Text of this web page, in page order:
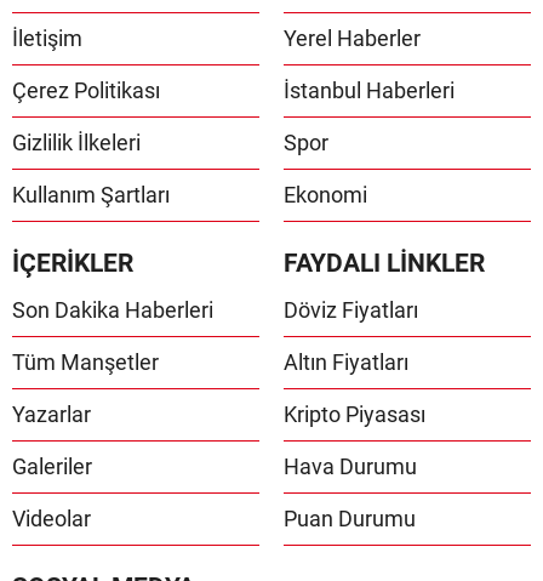
İletişim
Çerez Politikası
Gizlilik İlkeleri
Kullanım Şartları
Yerel Haberler
İstanbul Haberleri
Spor
Ekonomi
İÇERİKLER
Son Dakika Haberleri
Tüm Manşetler
Yazarlar
Galeriler
Videolar
FAYDALI LİNKLER
Döviz Fiyatları
Altın Fiyatları
Kripto Piyasası
Hava Durumu
Puan Durumu